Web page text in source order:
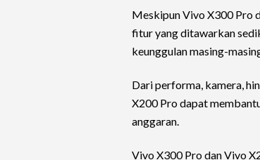
Meskipun Vivo X300 Pro
fitur yang ditawarkan
keunggulan masing-
Dari performa, kamera,
X200 Pro dapat
anggaran.
Vivo X300 Pro dan Vivo